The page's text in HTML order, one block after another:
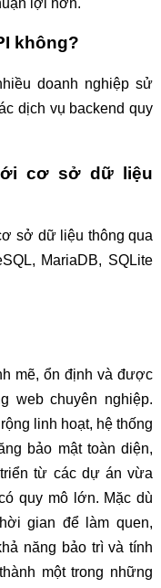
không?
doanh nghiệp sử
dịch vụ backend quy
cơ sở dữ liệu
sở dữ liệu thông qua
MariaDB, SQLite
mẽ, ổn định và được
web chuyên nghiệp.
linh hoạt, hệ thống
bảo mật toàn diện,
từ các dự án vừa
quy mô lớn. Mặc dù
gian để làm quen,
năng bảo trì và tính
một trong những